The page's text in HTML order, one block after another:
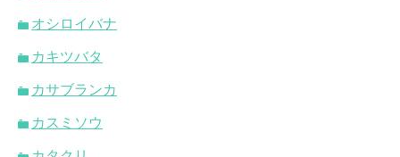
オシロイバナ
カキツバタ
カサブランカ
カスミソウ